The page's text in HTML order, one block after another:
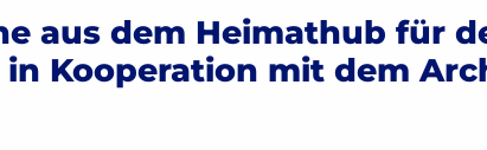
aus dem Heimathub für
Kooperation mit dem